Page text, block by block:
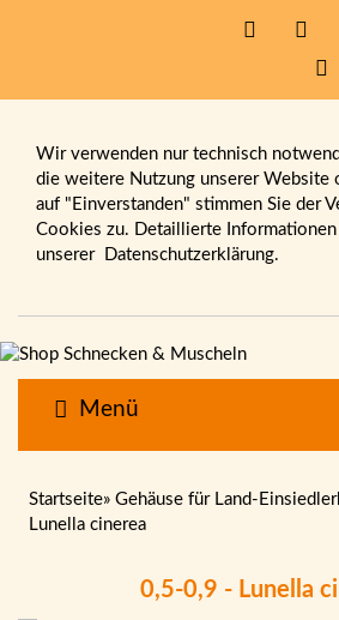
Wir verwenden nur technisch
die weitere Nutzung unserer Website
auf "Einverstanden" stimmen Sie der
Cookies zu. Detaillierte
unserer Datenschutzerklärung.
Menü
Startseite» Gehäuse für Land-
Lunella cinerea
0,5-0,9 - Lunella